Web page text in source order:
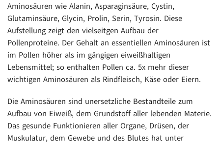
Aminosäuren wie Alanin, Asparaginsäure, Cystin,
Glutaminsäure, Glycin, Prolin, Serin, Tyrosin. Diese
Aufstellung zeigt den vielseitgen Aufbau der
Pollenproteine. Der Gehalt an essentiellen Aminosäuren ist
im Pollen höher als im gängigen eiweißhaltigen
Lebensmittel; so enthalten Pollen ca. 5x mehr dieser
wichtigen Aminosäuren als Rindfleisch, Käse oder Eiern.
Die Aminosäuren sind unersetzliche Bestandteile zum
Aufbau von Eiweiß, dem Grundstoff aller lebenden Materie.
Das gesunde Funktionieren aller Organe, Drüsen, der
Muskulatur, dem Gewebe und des Blutes hat unter